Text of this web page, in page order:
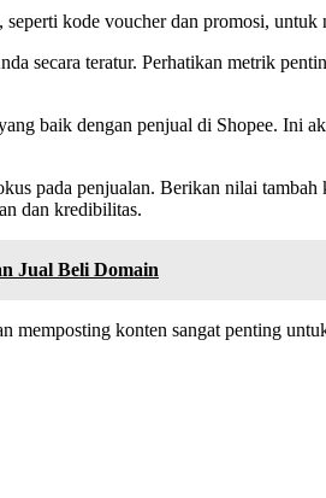
kode voucher dan promosi,
secara teratur. Perhatikan metrik
baik dengan penjual di Shopee. Ini
pada penjualan. Berikan nilai
dan kredibilitas.
Jual Beli Domain
memposting konten sangat penting